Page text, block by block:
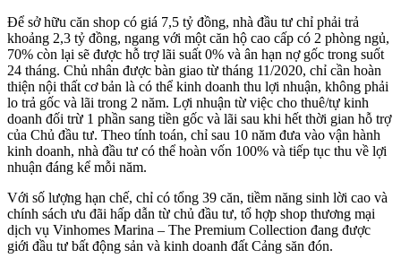
Để sở hữu căn shop có giá 7,5 tỷ đồng, nhà đầu tư chỉ phải trả
khoảng 2,3 tỷ đồng, ngang với một căn hộ cao cấp có 2 phòng ngủ,
70% còn lại sẽ được hỗ trợ lãi suất 0% và ân hạn nợ gốc trong suốt
24 tháng. Chủ nhân được bàn giao từ tháng 11/2020, chỉ cần hoàn
thiện nội thất cơ bản là có thể kinh doanh thu lợi nhuận, không phải
lo trả gốc và lãi trong 2 năm. Lợi nhuận từ việc cho thuê/tự kinh
doanh đối trừ 1 phần sang tiền gốc và lãi sau khi hết thời gian hỗ trợ
của Chủ đầu tư. Theo tính toán, chỉ sau 10 năm đưa vào vận hành
kinh doanh, nhà đầu tư có thể hoàn vốn 100% và tiếp tục thu về lợi
nhuận đáng kể mỗi năm.
Với số lượng hạn chế, chỉ có tổng 39 căn, tiềm năng sinh lời cao và
chính sách ưu đãi hấp dẫn từ chủ đầu tư, tổ hợp shop thương mại
dịch vụ Vinhomes Marina – The Premium Collection đang được
giới đầu tư bất động sản và kinh doanh đất Cảng săn đón.